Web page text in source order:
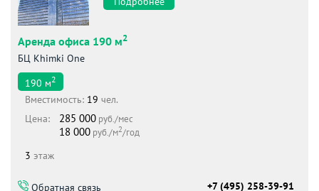
Аренда офиса 190 м2
БЦ Khimki One
190 м2
Вместимоcть: 19 чел.
Цена:
285 000 руб./мес
18 000 руб./м2/год
3 этаж
Обратная связь +7 (495) 258-39-91